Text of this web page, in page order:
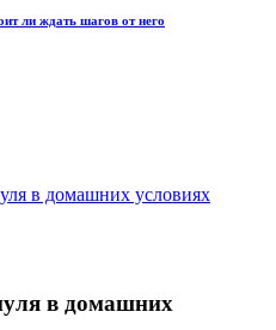
ли ждать шагов от него
в домашних условиях
в домашних